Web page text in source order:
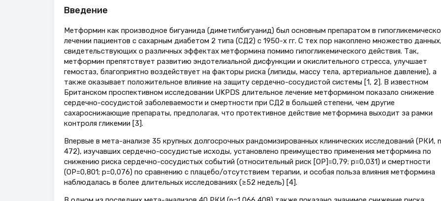
Введение
Метформин как производное бигуанида (диметилбигуанид) был основным препаратом в
лечении пациентов с сахарным диабетом 2 типа (СД2) с 1950-х гг. С тех пор накоплено множество данных,
свидетельствующих о различных эффектах метформина помимо гипогликемического действия. Так,
метформин препятствует развитию эндотелиальной дисфункции и окислительного стресса, улучшает
гемостаз, благоприятно воздействует на факторы риска (липиды, массу тела, артериальное давление), а
также оказывает положительное влияние на защиту сердечно-сосудистой системы [1, 2]. В известном
Британском проспективном исследовании UKPDS длительное лечение метформином показало снижение
сердечно-сосудистой заболеваемости и смертности при СД2 в большей степени, чем другие
сахароснижающие препараты, предполагая, что протективное действие метформина выходит за рамки
контроля гликемии [3].
Впервые в мета-анализе 35 крупных долгосрочных рандомизированных клинических исследований (РКИ,
472), изучавших сердечно-сосудистые исходы, установлено преимущество применения метформина по
снижению риска сердечно-сосудистых событий (относительный риск [OР]=0,79; p=0,031) и смертности
(OР=0,801; p=0,076) по сравнению с плацебо/отсутствием терапии, и особая польза влияния метформина
наблюдалась в более длительных исследованиях (≥52 недель) [4].